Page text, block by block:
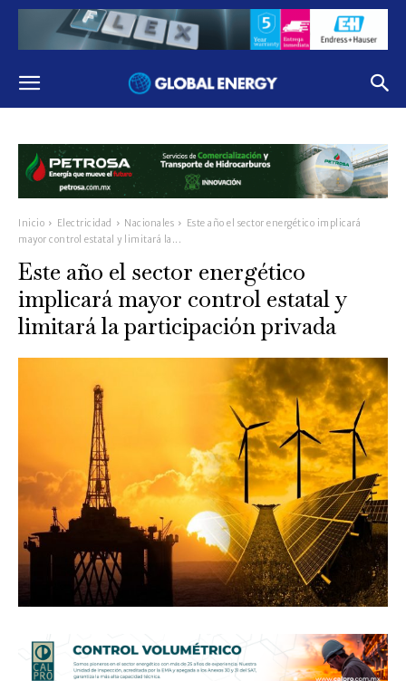
Inicio Electricidad Nacionales
Este año el sector energético implicará
mayor control estatal y limitará la...
Este año el sector energético
implicará mayor control estatal y
limitará la participación privada